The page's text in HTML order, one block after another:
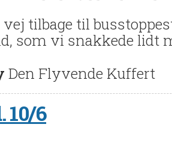
tilbage til
som vi snakkede lidt
Den Flyvende Kuffert
10/6